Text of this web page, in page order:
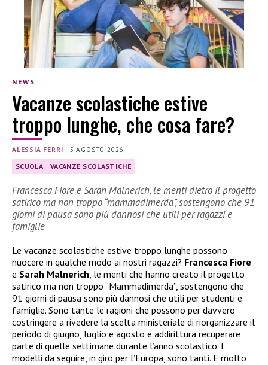
NEWS
Vacanze scolastiche estive
troppo lunghe, che cosa fare?
ALESSIA FERRI | 5 AGOSTO 2026
SCUOLA VACANZE SCOLASTICHE
Francesca Fiore e Sarah Malnerich, le menti dietro il progetto
satirico ma non troppo “mammadimerda”, sostengono che 91
giorni di pausa sono più dannosi che utili per ragazzi e
famiglie
Le vacanze scolastiche estive troppo lunghe possono
nuocere in qualche modo ai nostri ragazzi? Francesca Fiore
e Sarah Malnerich , le menti che hanno creato il progetto
satirico ma non troppo “Mammadimerda”, sostengono che
91 giorni di pausa sono più dannosi che utili per studenti e
famiglie. Sono tante le ragioni che possono per davvero
costringere a rivedere la scelta ministeriale di riorganizzare il
periodo di giugno, luglio e agosto e addirittura recuperare
parte di quelle settimane durante l’anno scolastico. I
modelli da seguire, in giro per l’Europa, sono tanti. E molto